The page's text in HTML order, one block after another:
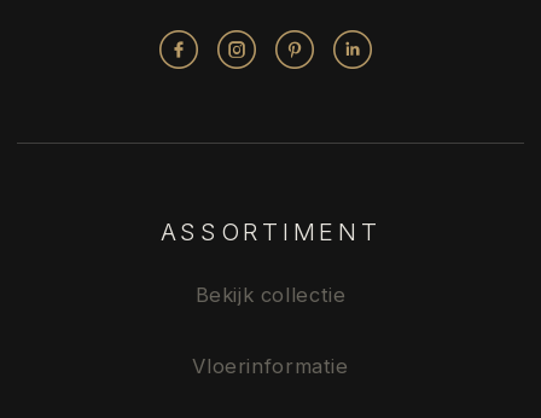
ASSORTIMENT
Bekijk collectie
Vloerinformatie